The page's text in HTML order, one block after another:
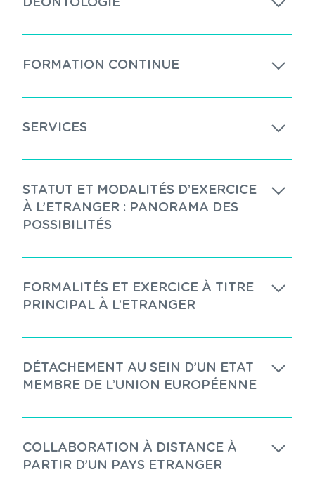
DÉONTOLOGIE
FORMATION CONTINUE
SERVICES
STATUT ET MODALITÉS D’EXERCICE
À L’ETRANGER : PANORAMA DES
POSSIBILITÉS
FORMALITÉS ET EXERCICE À TITRE
PRINCIPAL À L’ETRANGER
DÉTACHEMENT AU SEIN D’UN ETAT
MEMBRE DE L’UNION EUROPÉENNE
COLLABORATION À DISTANCE À
PARTIR D’UN PAYS ETRANGER